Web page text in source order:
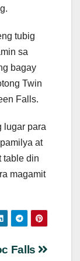
tubig
sa
bagay
Twin
Falls.
lugar para
at
table din
magamit
Falls